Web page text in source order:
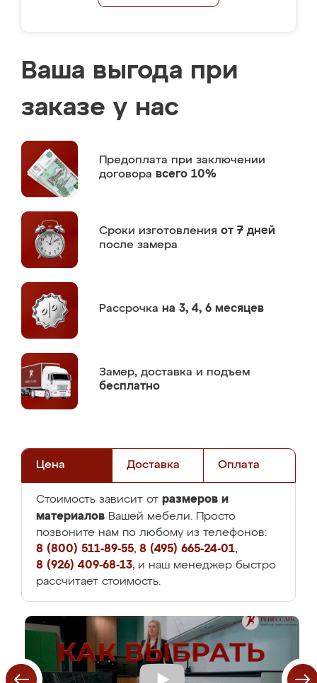
Ваша выгода при
заказе у нас
Предоплата при заключении
договора всего 10%
Сроки изготовления от 7 дней
после замера
Рассрочка на 3, 4, 6 месяцев
Замер, доставка и подъем
бесплатно
Цена Доставка Оплата
Стоимость зависит от размеров и
материалов Вашей мебели. Просто
позвоните нам по любому из телефонов:
8 (800) 511-89-55, 8 (495) 665-24-01,
8 (926) 409-68-13, и наш менеджер быстро
рассчитает стоимость.